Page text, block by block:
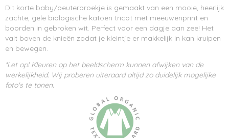
Dit korte baby/peuterbroekje is gemaakt van een mooie, heerlijk
zachte, gele biologische katoen tricot met meeuwenprint en
boorden in gebroken wit. Perfect voor een dagje aan zee! Het
valt boven de knieën zodat je kleintje er makkelijk in kan kruipen
en bewegen.
*Let op! Kleuren op het beeldscherm kunnen afwijken van de
werkelijkheid. Wij proberen uiteraard altijd zo duidelijk mogelijke
foto's te tonen.